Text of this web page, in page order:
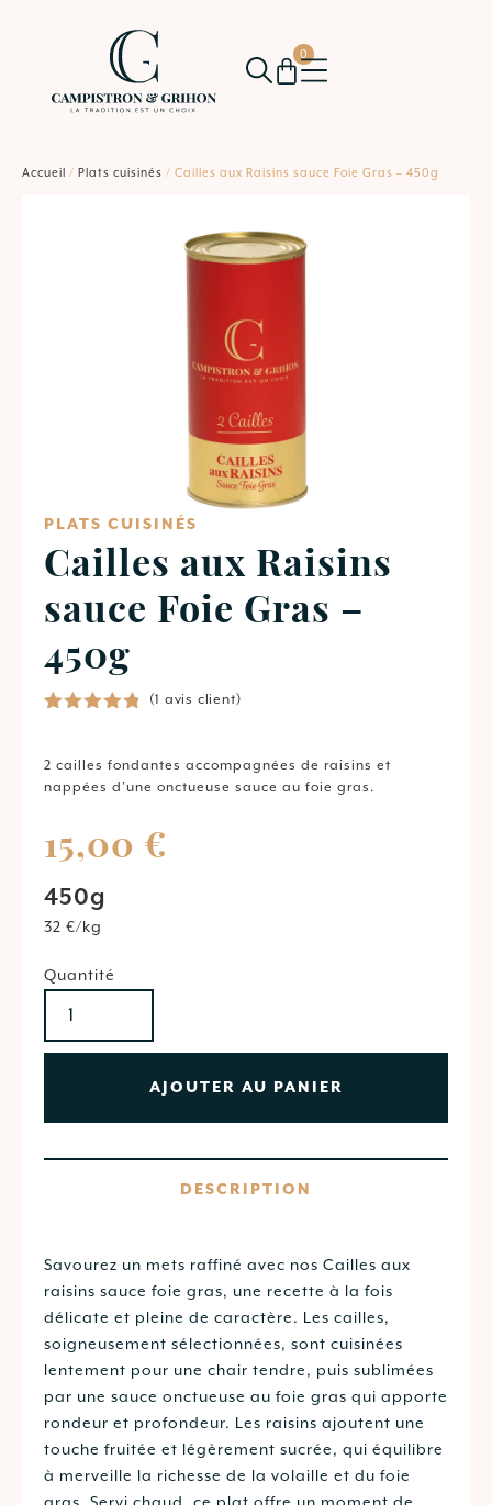
0
Accueil / Plats cuisinés / Cailles aux Raisins sauce Foie Gras – 450g
PLATS CUISINÉS
Cailles aux Raisins
sauce Foie Gras –
450g
basé sur
notation
client
(1 avis client)
2 cailles fondantes accompagnées de raisins et
nappées d’une onctueuse sauce au foie gras.
15,00 €
450g
32 €/kg
Quantité
AJOUTER AU PANIER
DESCRIPTION
Savourez un mets raffiné avec nos Cailles aux
raisins sauce foie gras, une recette à la fois
délicate et pleine de caractère. Les cailles,
soigneusement sélectionnées, sont cuisinées
lentement pour une chair tendre, puis sublimées
par une sauce onctueuse au foie gras qui apporte
rondeur et profondeur. Les raisins ajoutent une
touche fruitée et légèrement sucrée, qui équilibre
à merveille la richesse de la volaille et du foie